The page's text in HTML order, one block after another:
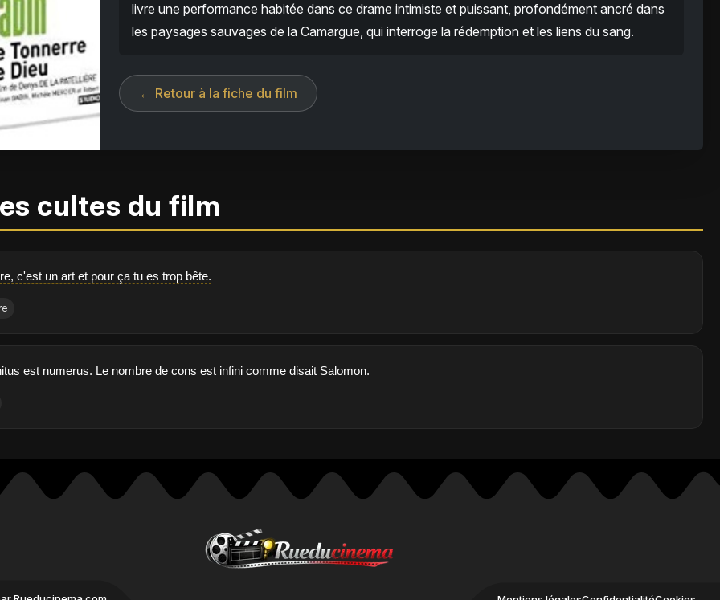
livre une performance habitée dans ce drame intimiste et puissant, profondément ancré dans
les paysages sauvages de la Camargue, qui interroge la rédemption et les liens du sang.
← Retour à la fiche du film
cultes du film
c'est un art et pour ça tu es trop bête.
est numerus. Le nombre de cons est infini comme disait Salomon.